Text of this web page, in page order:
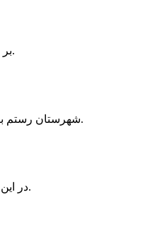
بر اساس این گزارش مرکز تاکسی بی سیم ممسنی به دلیل نداشتن پروانه ی کسب به استناد ماده ی ۲۷ و ۲۸ قانون نظام صنفی با دستور مقام قضایی تا اطلاع ثانوی پلمپ گردید.
شهرستان رستم با شعار «حال خوش کتابخوانی، در سرزمین زرد طلایی رستم» و هماهنگی و همکاری همه دستگاه های فرهنگی و مردم آمادگی خود را برای نامزدی پایخت کتاب ایران اعلام کرد.
در این بازدید موارد نقص پروژه توسط عوامل فنی مشخص و جهت رفع نقص برای رسیدن به مرحله تجهیز کتابخانه به مهران ضرغامی واگذار گردید که در اسرع وقت کار تحویل گردد.